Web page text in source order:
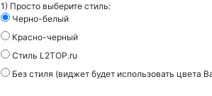
1) Просто выберите стиль:
Черно-белый
Красно-черный
Стиль L2TOP.ru
Без стиля (виджет будет использовать цвета